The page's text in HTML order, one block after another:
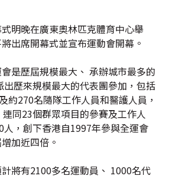
明晚在廣東奧林匹克體育中心舉
出席開幕式並宣布運動會開幕。
是歷屆規模最大、 承辦城市最多的
出歷來規模最大的代表團參加，包括
約270名隨隊工作人員和醫護人員，
同23個群眾項目的參賽及工作人
人，創下香港自1997年參與全運會
加近四倍。
將有2100多名運動員、 1000名代